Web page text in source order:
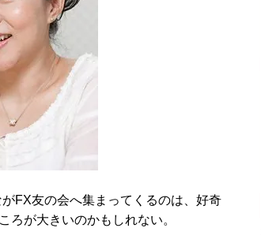
FX友の会へ集まってくるのは、好奇
ろが大きいのかもしれない。